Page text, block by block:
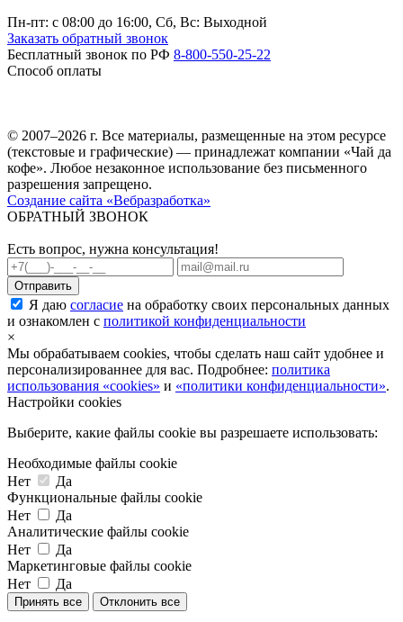
Пн-пт: c 08:00 до 16:00, Сб, Вс: Выходной
Заказать обратный звонок
Бесплатный звонок по РФ 8-800-550-25-22
Способ оплаты
© 2007–2026 г. Все материалы, размещенные на этом ресурсе
(текстовые и графические) — принадлежат компании «Чай да
кофе». Любое незаконное использование без письменного
разрешения запрещено.
Создание сайта «Вебразработка»
ОБРАТНЫЙ ЗВОНОК
Есть вопрос, нужна консультация!
Я даю согласие на обработку своих персональных данных
и ознакомлен с политикой конфиденциальности
×
Мы обрабатываем cookies, чтобы сделать наш сайт удобнее и
персонализированнее для вас. Подробнее: политика
использования «cookies» и «политики конфиденциальности».
Настройки cookies
Выберите, какие файлы cookie вы разрешаете использовать:
Необходимые файлы cookie
Нет
Да
Функциональные файлы cookie
Нет
Да
Аналитические файлы cookie
Нет
Да
Маркетинговые файлы cookie
Нет
Да
Принять все Отклонить все